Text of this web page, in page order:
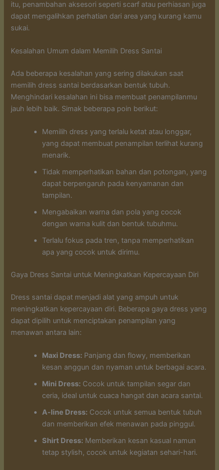
itu, penambahan aksesori seperti scarf atau perhiasan juga
dapat mengalihkan perhatian dari area yang kurang kamu
sukai.
Kesalahan Umum dalam Memilih Dress Santai
Ada beberapa kesalahan yang sering dilakukan saat
memilih dress santai berdasarkan bentuk tubuh.
Menghindari kesalahan ini bisa membuat penampilanmu
jauh lebih baik. Simak beberapa poin berikut:
Memilih dress yang terlalu ketat atau longgar,
yang dapat membuat penampilan terlihat kurang
menarik.
Tidak memperhatikan bahan dan potongan, yang
dapat berpengaruh pada kenyamanan dan
tampilan.
Mengabaikan warna dan pola yang cocok
dengan warna kulit dan bentuk tubuhmu.
Terlalu fokus pada tren, tanpa memperhatikan
apa yang cocok untuk dirimu.
Gaya Dress Santai untuk Meningkatkan Kepercayaan Diri
Dress santai dapat menjadi alat yang ampuh untuk
meningkatkan kepercayaan diri. Beberapa gaya dress yang
dapat dipilih untuk menciptakan penampilan yang
menawan antara lain:
Maxi Dress: Panjang dan flowy, memberikan
kesan anggun dan nyaman untuk berbagai acara.
Mini Dress: Cocok untuk tampilan segar dan
ceria, ideal untuk cuaca hangat dan acara santai.
A-line Dress: Cocok untuk semua bentuk tubuh
dan memberikan efek menawan pada pinggul.
Shirt Dress: Memberikan kesan kasual namun
tetap stylish, cocok untuk kegiatan sehari-hari.